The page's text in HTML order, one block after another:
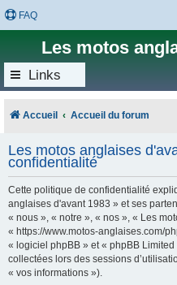
FAQ
Les motos
Links
Accueil Accueil du forum
Les motos anglaises
confidentialité
Cette politique de confidentialité
anglaises d'avant 1983 » et ses
« nous », « notre », « nos », « Les
« https://www.motos-anglaises.com/
« logiciel phpBB » et « phpBB
collectées lors des sessions
« vos informations »).